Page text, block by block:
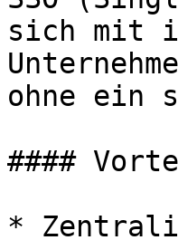
sich mit
ohne ein
####
*